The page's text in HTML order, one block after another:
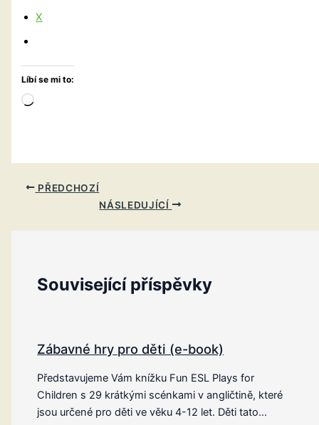
X
Líbí se mi to:
Načítání…
PŘEDCHOZÍ
NÁSLEDUJÍCÍ
Související příspěvky
Zábavné hry pro děti (e-book)
Představujeme Vám knížku Fun ESL Plays for
Children s 29 krátkými scénkami v angličtině, které
jsou určené pro děti ve věku 4-12 let. Děti tato…